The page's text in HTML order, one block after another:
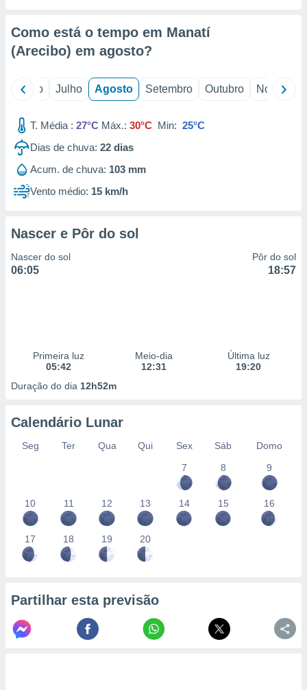
através
estudos
de
Como está o tempo em Manatí
(Arecibo) em agosto?
Junho Julho Agosto Setembro Outubro Novembro
T. Média : 27°C Máx.: 30°C Min: 25°C
Dias de chuva: 22 dias
Acum. de chuva: 103 mm
Vento médio: 15 km/h
Nascer e Pôr do sol
Nascer do sol
06:05
Pôr do sol
18:57
Primeira luz
05:42
Meio-dia
12:31
Última luz
19:20
Duração do dia 12h52m
Calendário Lunar
Seg Ter Qua Qui Sex Sáb
Domo
7
8 9
10 11 12 13 14 15 16
17 18 19 20
Partilhar esta previsão